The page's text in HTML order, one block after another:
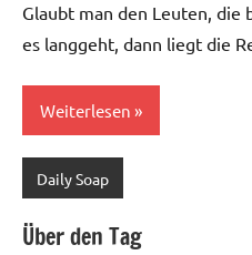
Glaubt man den Leuten, die
es langgeht, dann liegt die
Weiterlesen
Daily Soap
Über den Tag